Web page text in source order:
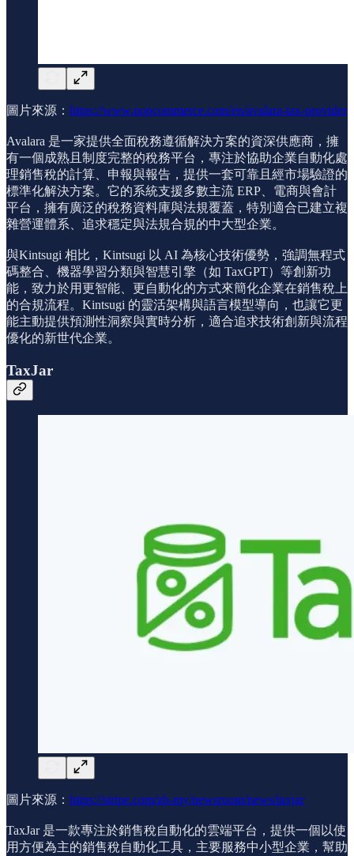
圖片來源： https://www.nopcommerce.com/en/avalara-tax-provider
Avalara 是一家提供全面稅務遵循解決方案的資深供應商，擁
有一個成熟且制度完整的稅務平台，專注於協助企業自動化處
理銷售稅的計算、申報與報告，提供一套可靠且經市場驗證的
標準化解決方案。它的系統支援多數主流 ERP、電商與會計
平台，擁有廣泛的稅務資料庫與法規覆蓋，特別適合已建立複
雜營運體系、追求穩定與法規合規的中大型企業。
與Kintsugi 相比，Kintsugi 以 AI 為核心技術優勢，強調無程式
碼整合、機器學習分類與智慧引擎（如 TaxGPT）等創新功
能，致力於用更智能、更自動化的方式來簡化企業在銷售稅上
的合規流程。Kintsugi 的靈活架構與語言模型導向，也讓它更
能主動提供預測性洞察與實時分析，適合追求技術創新與流程
優化的新世代企業。
TaxJar
圖片來源： https://stripe.com/zh-my/newsroom/news/taxjar
TaxJar 是一款專注於銷售稅自動化的雲端平台，提供一個以使
用方便為主的銷售稅自動化工具，主要服務中小型企業，幫助